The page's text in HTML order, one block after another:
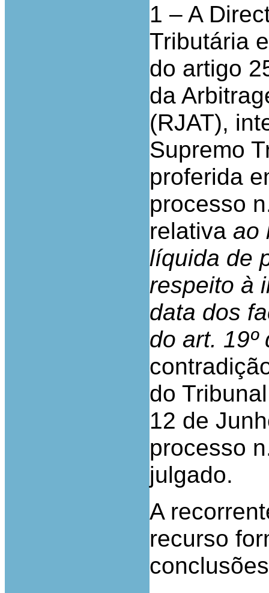
1 – A
Tributária
do artigo
da
(RJAT),
Supremo
proferida
processo
relativa ao
líquida de
respeito à
data dos
do art.
do
12 de
processo
julgado.
A
recurso